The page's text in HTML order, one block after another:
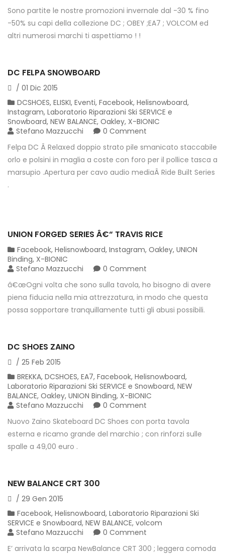
Sono partite le nostre promozioni invernale dal -30 % fino
-50% su capi della collezione DC ; OBEY ;EA7 ; VOLCOM ed
altri numerosi marchi ti aspettiamo ! !
DC FELPA SNOWBOARD
/ 01 Dic 2015
DCSHOES, ELISKI, Eventi, Facebook, Helisnowboard,
Instagram, Laboratorio Riparazioni Ski SERVICE e
Snowboard, NEW BALANCE, Oakley, X-BIONIC
Stefano Mazzucchi
0 Comment
Felpa DC Â Relaxed doppio strato pile smanicato staccabile
orlo e polsini in maglia a coste con foro per il pollice tasca a
marsupio .Apertura per cavo audio mediaÂ Ride Built Series
.
UNION FORGED SERIES Â€“ TRAVIS RICE
Facebook, Helisnowboard, Instagram, Oakley, UNION
Binding, X-BIONIC
Stefano Mazzucchi
0 Comment
â€œOgni volta che sono sulla tavola, ho bisogno di avere
piena fiducia nella mia attrezzatura, in modo che questa
possa sopportare tranquillamente tutti gli abusi possibili.
DC SHOES ZAINO
/ 25 Feb 2015
BREKKA, DCSHOES, EA7, Facebook, Helisnowboard,
Laboratorio Riparazioni Ski SERVICE e Snowboard, NEW
BALANCE, Oakley, UNION Binding, X-BIONIC
Stefano Mazzucchi
0 Comment
Nuovo Zaino Skateboard DC Shoes con porta tavola
esterna e ricamo grande del marchio ; con rinforzi sulle
spalle a 49,00 euro .
NEW BALANCE CRT 300
/ 29 Gen 2015
Facebook, Helisnowboard, Laboratorio Riparazioni Ski
SERVICE e Snowboard, NEW BALANCE, volcom
Stefano Mazzucchi
0 Comment
E’ arrivata la scarpa NewBalance CRT 300 ; leggera comoda